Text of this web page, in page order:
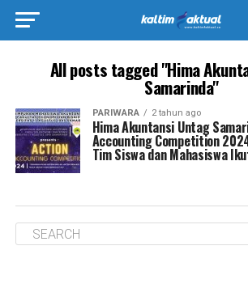
All posts tagged "Hima
Samarinda"
PARIWARA 2 tahun ago
Hima Akuntansi Untag
Accounting Competition
Tim Siswa dan Mahasiswa